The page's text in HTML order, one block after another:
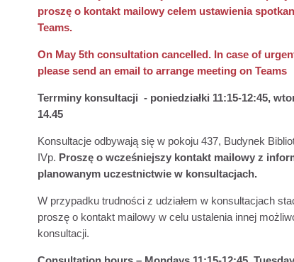
proszę o kontakt mailowy celem ustawienia
Teams.
On May 5th consultation cancelled. In case of
please send an email to arrange meeting on Teams
Terrminy konsultacji - poniedziałki 11:15-12:45,
14.45
Konsultacje odbywają się w pokoju 437, Budynek
IVp. Proszę o wcześniejszy kontakt mailowy z
planowanym uczestnictwie w konsultacjach.
W przypadku trudności z udziałem w konsultacjach
proszę o kontakt mailowy w celu ustalenia innej
konsultacji.